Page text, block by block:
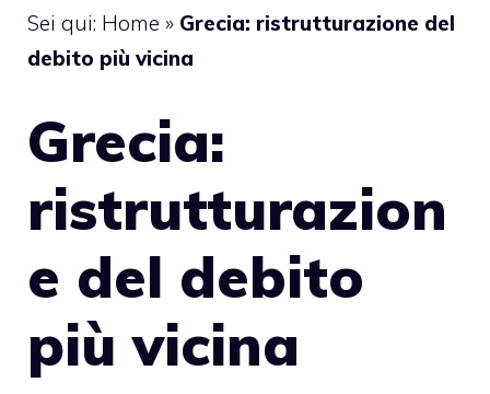
Sei qui: Home » Grecia: ristrutturazione del
debito più vicina
Grecia:
ristrutturazion
e del debito
più vicina